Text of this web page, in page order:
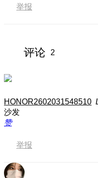
举报
评论 2
HONOR2602031548510
沙发
赞
举报